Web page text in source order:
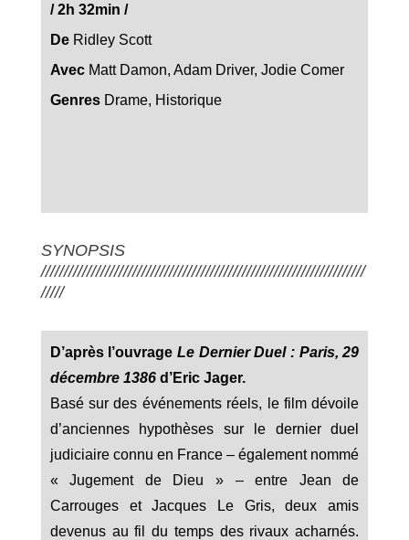
/2h 32min /
DeRidley Scott
AvecMatt Damon, Adam Driver, Jodie Comer
GenresDrame, Historique
SYNOPSIS
///////////////////////////////////////////////////////////////////////
/////
D’après l’ouvrageLe Dernier Duel : Paris, 29
décembre 1386d’Eric Jager.
Basé sur des événements réels, le film dévoile
d’anciennes hypothèses sur le dernier duel
judiciaire connu en France – également nommé
« Jugement de Dieu » – entre Jean de
Carrouges et Jacques Le Gris, deux amis
devenus au fil du temps des rivaux acharnés.